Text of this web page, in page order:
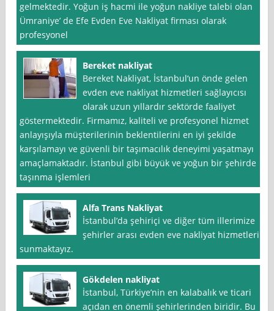
gelmektedir. Yoğun iş hacmi ile yoğun nakliye talebi olan
Ümraniye’ de Efe Evden Eve Nakliyat firması olarak
profesyonel
Bereket nakliyat
Bereket Nakliyat, İstanbul‘un önde gelen
evden eve nakliyat hizmetleri sağlayıcısı
olarak uzun yıllardır sektörde faaliyet
göstermektedir. Firmamız, kaliteli ve profesyonel hizmet
anlayışıyla müşterilerinin beklentilerini en iyi şekilde
karşılamayı ve güvenli bir taşımacılık deneyimi yaşatmayı
amaçlamaktadır. İstanbul gibi büyük ve yoğun bir şehirde
taşınma işlemleri
Alfa Trans Nakliyat
İstanbul’da şehiriçi ve diğer tüm illerimize
şehirler arası evden eve nakliyat hizmetleri
sunmaktayız.
Gökdelen nakliyat
İstanbul, Türkiye’nin en kalabalık ve ticari
açıdan en önemli şehirlerinden biridir. Bu